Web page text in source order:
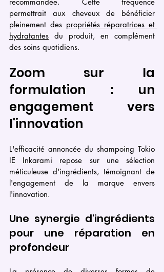
recommandée. Cette fréquence
permettrait aux cheveux de bénéficier
pleinement des propriétés réparatrices et
hydratantes du produit, en complément
des soins quotidiens.
Zoom sur la
formulation : un
engagement vers
l'innovation
L'efficacité annoncée du shampoing Tokio
IE Inkarami repose sur une sélection
méticuleuse d'ingrédients, témoignant de
l'engagement de la marque envers
l'innovation.
Une synergie d'ingrédients
pour une réparation en
profondeur